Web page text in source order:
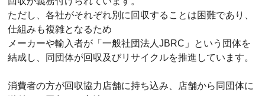
ただし、各社がそれぞれ別に回収することは困難であり、
仕組みも複雑となるため
メーカーや輸入者が「一般社団法人JBRC」という団体を
結成し、同団体が回収及びリサイクルを推進しています。
消費者の方が回収協力店舗に持ち込み、店舗から同団体に